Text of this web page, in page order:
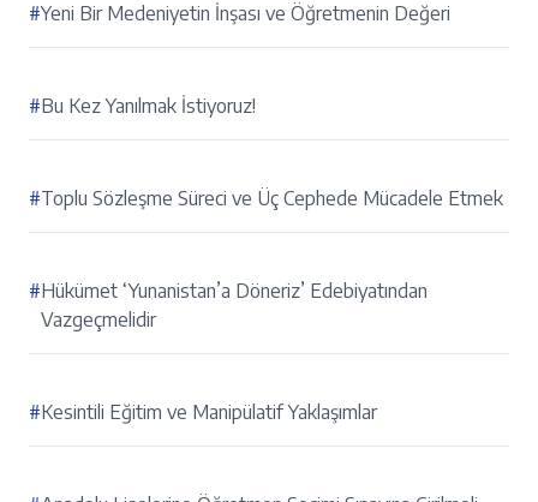
#Yeni Bir Medeniyetin İnşası ve Öğretmenin Değeri
#Bu Kez Yanılmak İstiyoruz!
#Toplu Sözleşme Süreci ve Üç Cephede Mücadele Etmek
#Hükümet ‘Yunanistan’a Döneriz’ Edebiyatından
Vazgeçmelidir
#Kesintili Eğitim ve Manipülatif Yaklaşımlar